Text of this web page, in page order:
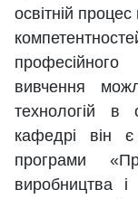
освітній
вивчення
технологій в
кафедрі він є
програми
виробництва і